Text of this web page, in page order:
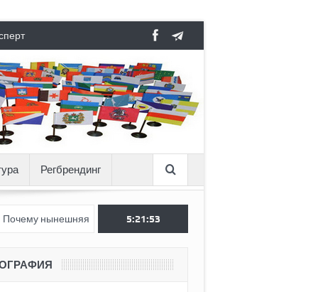
Регбрендинг
Россия стала хуже, чем СССР?
5:21:54